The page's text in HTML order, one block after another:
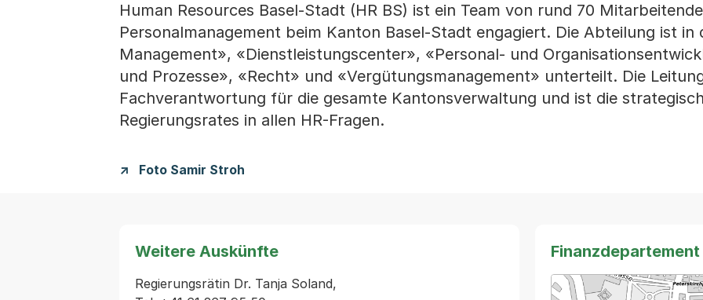
Human Resources Basel-Stadt (HR BS) ist ein Team von rund 70
Personalmanagement beim Kanton Basel-Stadt engagiert. Die Abteilung ist in
Management», «Dienstleistungscenter», «Personal- und
und Prozesse», «Recht» und «Vergütungsmanagement» unterteilt. Die
Fachverantwortung für die gesamte Kantonsverwaltung und ist die
Regierungsrates in allen HR-Fragen.
Foto Samir Stroh
Weitere Auskünfte
Regierungsrätin Dr. Tanja Soland,
Finanzdepartement